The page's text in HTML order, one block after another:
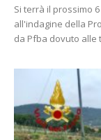
Si terrà il prossimo
all'indagine della
da Pfba dovuto alle